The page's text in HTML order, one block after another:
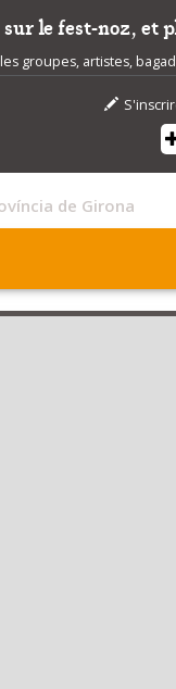
le fest-noz, et
groupes, artistes,
de Girona